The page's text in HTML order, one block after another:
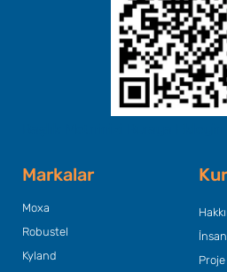
Markalar
Moxa
Robustel
Kyland